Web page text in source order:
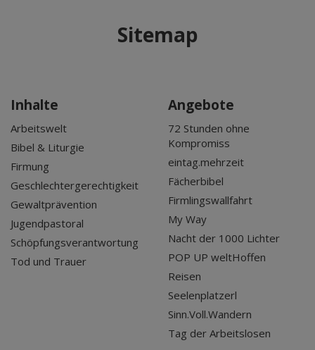
Sitemap
Inhalte
Arbeitswelt
Bibel & Liturgie
Firmung
Geschlechtergerechtigkeit
Gewaltprävention
Jugendpastoral
Schöpfungsverantwortung
Tod und Trauer
Angebote
72 Stunden ohne
Kompromiss
eintag.mehrzeit
Fächerbibel
Firmlingswallfahrt
My Way
Nacht der 1000 Lichter
POP UP weltHoffen
Reisen
Seelenplatzerl
Sinn.Voll.Wandern
Tag der Arbeitslosen